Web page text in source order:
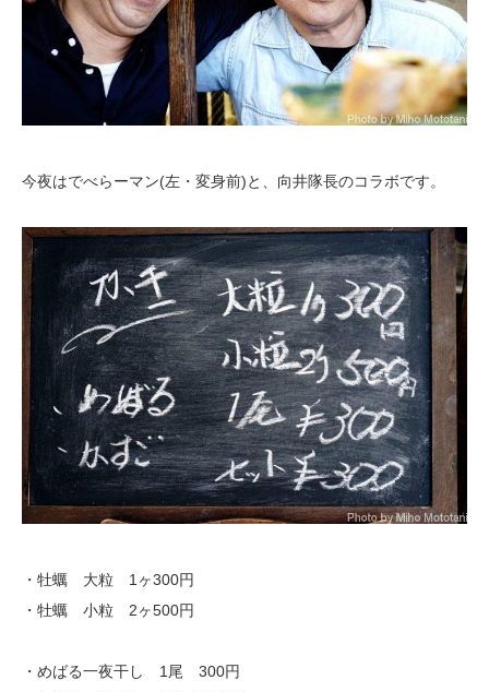
今夜はでべらーマン(左・変身前)と、向井隊長のコラボです。
・牡蠣 大粒 1ヶ300円
・牡蠣 小粒 2ヶ500円
・めばる一夜干し 1尾 300円